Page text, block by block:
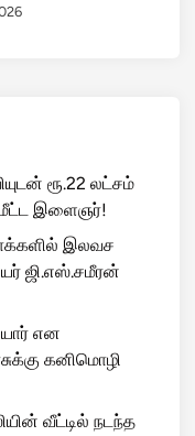
ரூ.22 லட்சம்
மீட்ட இளைஞர்!
இலவச
ஜி.எஸ்.சமீரன்
யார் என
கனிமொழி
வீட்டில் நடந்த